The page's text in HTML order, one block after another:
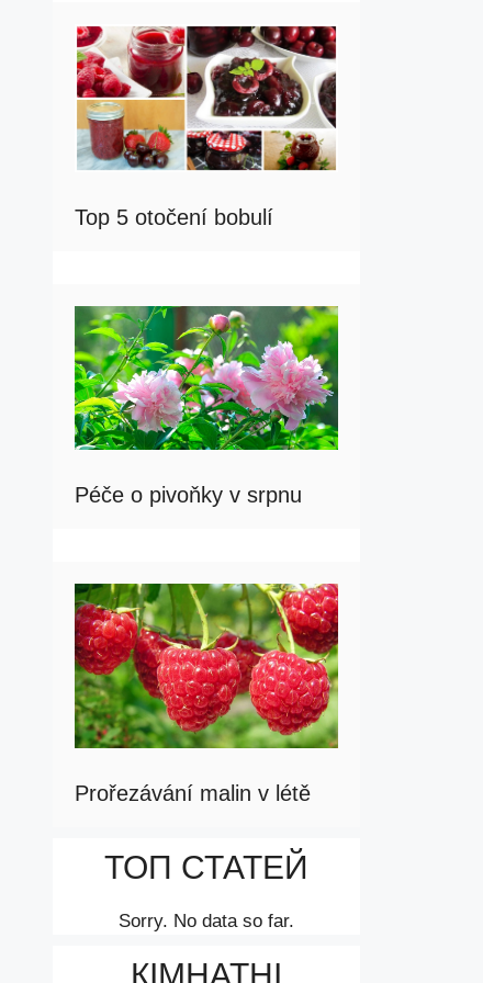
Top 5 otočení bobulí
Péče o pivoňky v srpnu
Prořezávání malin v létě
ТОП СТАТЕЙ
Sorry. No data so far.
КІМНАТНІ